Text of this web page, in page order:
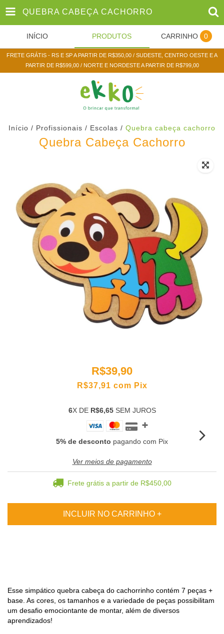
QUEBRA CABEÇA CACHORRO
INÍCIO PRODUTOS CARRINHO 0
FRETE GRÁTIS - RS E SP A PARTIR DE R$350,00 / SUDESTE, CENTRO OESTE E A
PARTIR DE R$599,00 / NORTE E NORDESTE A PARTIR DE R$799,00
Início / Profissionais / Escolas / Quebra cabeça cachorro
Quebra Cabeça Cachorro
R$39,90
R$37,91 com Pix
6X DE R$6,65SEM JUROS
5% de desconto pagando com Pix
Ver meios de pagamento
Frete grátis a partir de R$450,00
Esse simpático quebra cabeça do cachorrinho contém 7 peças +
base. As cores, os tamanhos e a variedade de peças possibilitam
um desafio emociontante de montar, além de diversos
aprendizados!